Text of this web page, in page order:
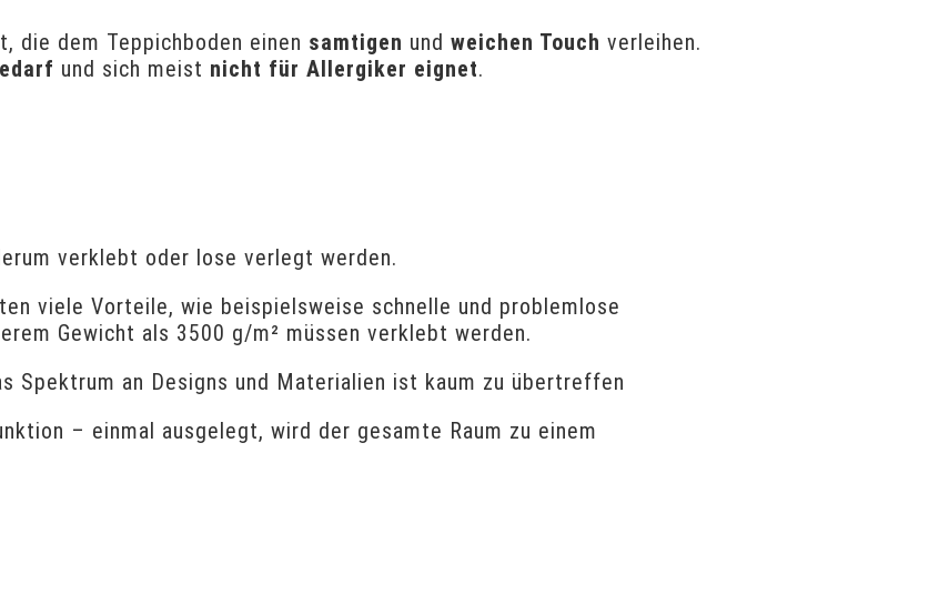
die dem Teppichboden einen samtigen und weichen Touch verleihen.
und sich meist nicht für Allergiker eignet.
verklebt oder lose verlegt werden.
viele Vorteile, wie beispielsweise schnelle und problemlose
Gewicht als 3500 g/m² müssen verklebt werden.
Spektrum an Designs und Materialien ist kaum zu übertreffen
– einmal ausgelegt, wird der gesamte Raum zu einem